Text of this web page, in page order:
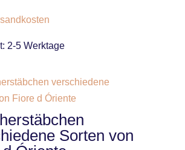
2-5 Werktage
Sorten von